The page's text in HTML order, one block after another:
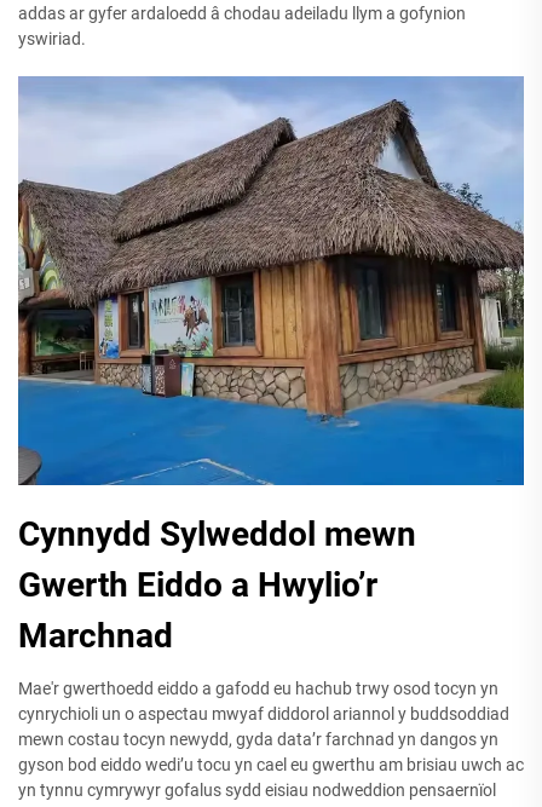
addas ar gyfer ardaloedd â chodau adeiladu llym a gofynion
yswiriad.
Cynnydd Sylweddol mewn
Gwerth Eiddo a Hwylio’r
Marchnad
Mae'r gwerthoedd eiddo a gafodd eu hachub trwy osod tocyn yn
cynrychioli un o aspectau mwyaf diddorol ariannol y buddsoddiad
mewn costau tocyn newydd, gyda data’r farchnad yn dangos yn
gyson bod eiddo wedi’u tocu yn cael eu gwerthu am brisiau uwch ac
yn tynnu cymrywyr gofalus sydd eisiau nodweddion pensaernïol